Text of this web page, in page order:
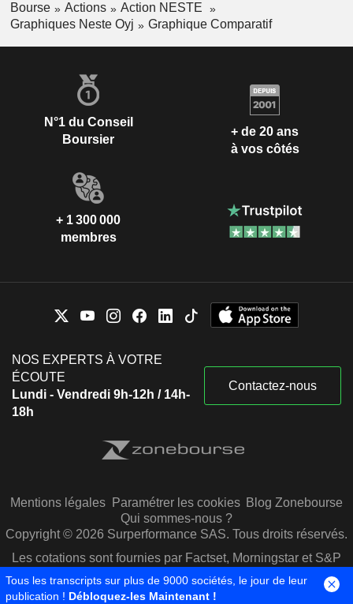
Bourse Actions
Action NESTE
Graphiques Neste Oyj
Graphique Comparatif
N°1 du Conseil
Boursier
+ de 20 ans
à vos côtés
+ 1 300 000
membres
NOS EXPERTS À VOTRE
ÉCOUTE
Lundi - Vendredi 9h-12h / 14h-
18h
Contactez-nous
Mentions légales Paramétrer les cookies Blog Zonebourse
Qui sommes-nous ?
Copyright © 2026 Surperformance SAS. Tous droits réservés.
Les cotations sont fournies par Factset, Morningstar et S&P
Capital IQ
Tous les transcripts sur plus de 9000 sociétés, le jour de leur
publication ! Débloquez-les Maintenant !